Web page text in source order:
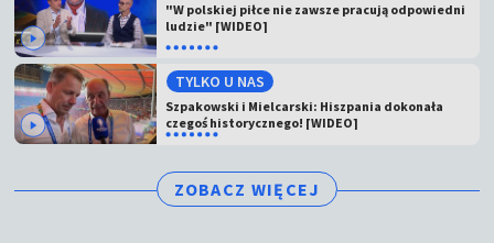
"W polskiej piłce nie zawsze pracują odpowiedni
ludzie" [WIDEO]
TYLKO U NAS
Szpakowski i Mielcarski: Hiszpania dokonała
czegoś historycznego! [WIDEO]
ZOBACZ WIĘCEJ